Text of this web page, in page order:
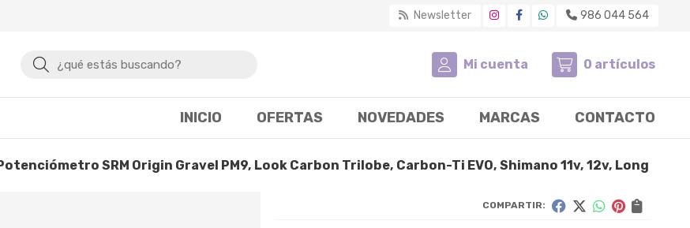
Newsletter 986 044 564
Buscar Mi cuenta 0 artículos
INICIO OFERTAS NOVEDADES MARCAS CONTACTO
Potenciómetro SRM Origin Gravel PM9, Look Carbon Trilobe, Carbon-Ti EVO, Shimano 11v, 12v, Long
COMPARTIR: